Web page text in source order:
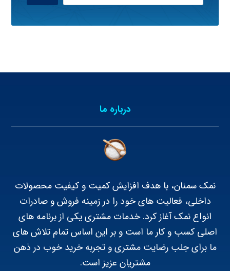
درباره ما
نمک سمنان، با هدف افزایش کمیت و کیفیت محصولات
داخلی، فعالیت های خود را در زمینه فروش و صادرات
انواع نمک آغاز کرد. خدمات مشتری یکی از برنامه های
اصلی کسب و کار ما است و بر این اساس تمام تلاش های
ما برای جلب رضایت مشتری و تجربه خرید خوب در ذهن
مشتریان عزیز است.